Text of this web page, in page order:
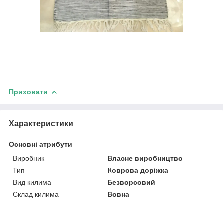
Приховати
Характеристики
Основні атрибути
Виробник
Власне виробництво
Тип
Коврова доріжка
Вид килима
Безворсовий
Склад килима
Вовна